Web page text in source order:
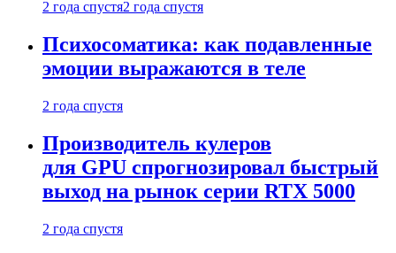
2 года спустя2 года спустя
Психосоматика: как подавленные
эмоции выражаются в теле
2 года спустя
Производитель кулеров
для GPU спрогнозировал быстрый
выход на рынок серии RTX 5000
2 года спустя